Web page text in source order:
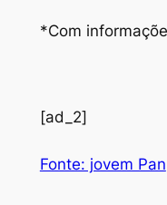
*Com
[ad_2]
Fonte: jovem Pan